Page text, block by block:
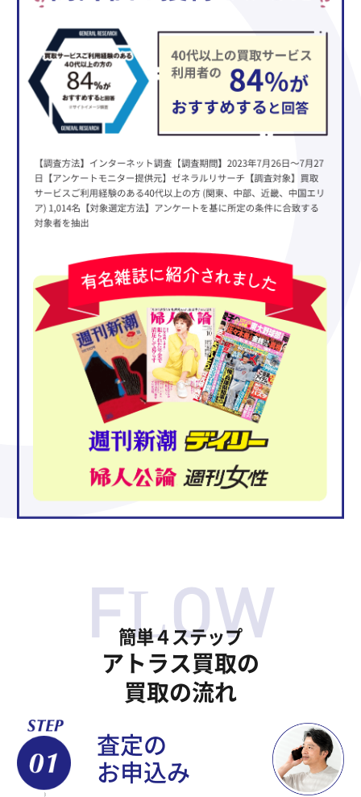
簡単４ステップ
アトラス買取の
買取の流れ
査定の
お申込み